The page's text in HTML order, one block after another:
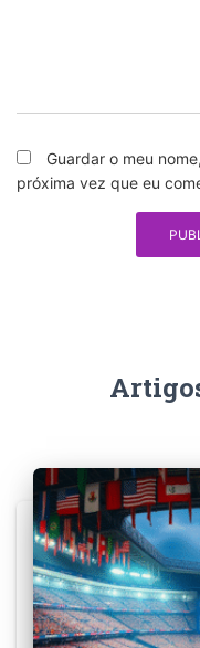
Guardar o meu
próxima vez que eu